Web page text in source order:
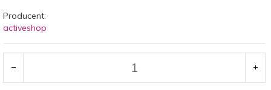
Producent:
activeshop